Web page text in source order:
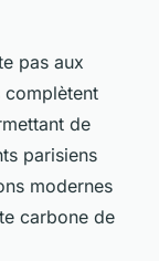
pas aux
complètent
de
parisiens
modernes
carbone de